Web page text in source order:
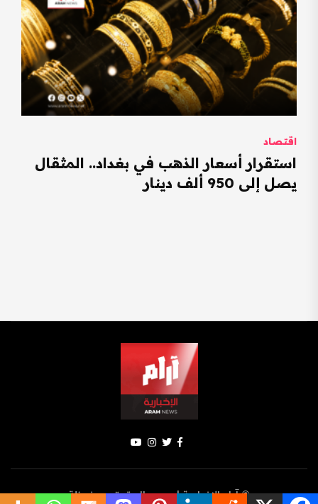
اقتصاد
استقرار أسعار الذهب في بغداد.. المثقال
يصل إلى 950 ألف دينار
© آرام الإخبارية | جميع الحقوق محفوظة